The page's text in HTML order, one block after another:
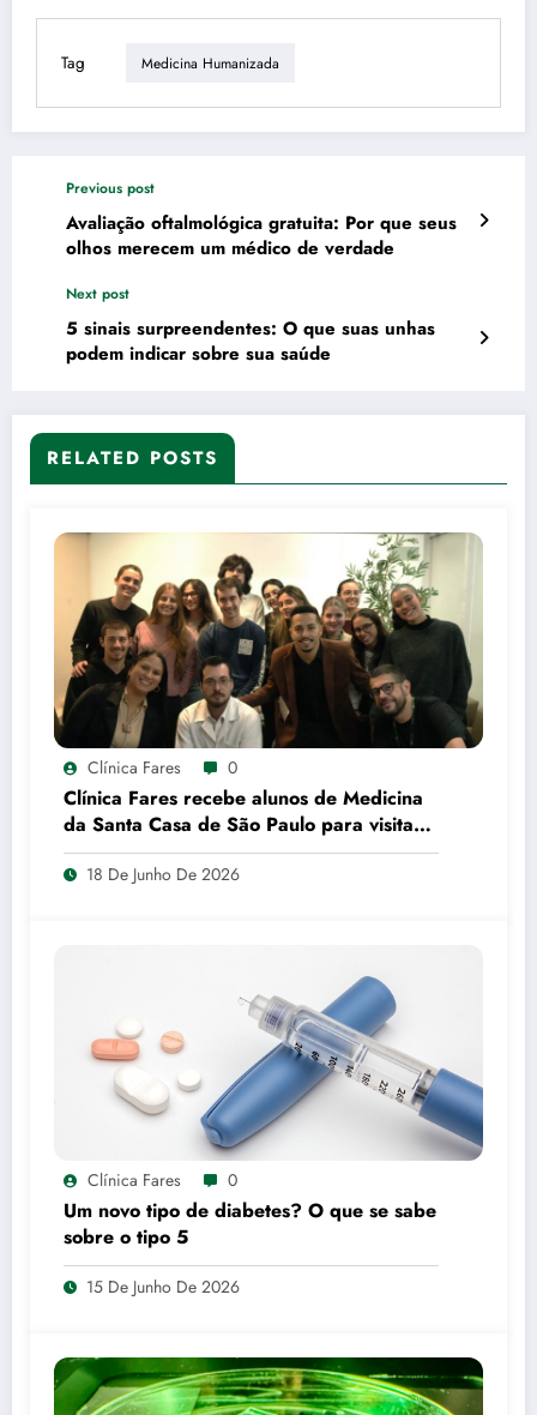
Tag Medicina Humanizada
Previous post
Avaliação oftalmológica gratuita: Por que seus
olhos merecem um médico de verdade
Next post
5 sinais surpreendentes: O que suas unhas
podem indicar sobre sua saúde
RELATED POSTS
Clínica Fares 0
Clínica Fares recebe alunos de Medicina
da Santa Casa de São Paulo para visita
técnica
18 De Junho De 2026
Clínica Fares 0
Um novo tipo de diabetes? O que se sabe
sobre o tipo 5
15 De Junho De 2026